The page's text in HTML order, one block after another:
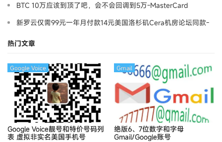
BTC 10万应该到顶了吧，会不会回调到5万-MasterCard
新罗云仅需99元一年月付款14元美国洛杉矶Cera机房论坛同款-
热门文章
Google Voice靓号和特价号码列
表 虚拟非实名美国手机号
Google Voice
绝版6、7位数字和字母
Gmail/Google账号
Gmail